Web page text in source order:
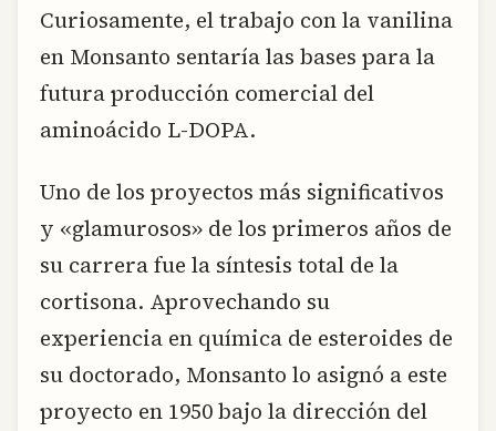
Curiosamente, el trabajo con la vanilina
en Monsanto sentaría las bases para la
futura producción comercial del
aminoácido L-DOPA.
Uno de los proyectos más significativos
y «glamurosos» de los primeros años de
su carrera fue la síntesis total de la
cortisona. Aprovechando su
experiencia en química de esteroides de
su doctorado, Monsanto lo asignó a este
proyecto en 1950 bajo la dirección del